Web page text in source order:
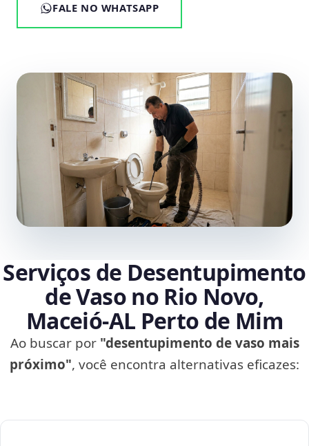
FALE NO WHATSAPP
Serviços de Desentupimento
de Vaso no Rio Novo,
Maceió‑AL Perto de Mim
Ao buscar por "desentupimento de vaso mais
próximo", você encontra alternativas eficazes: